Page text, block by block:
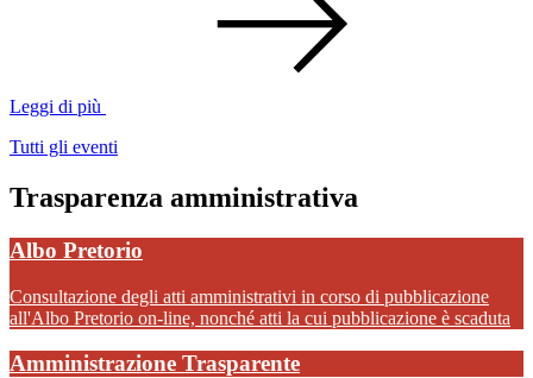
Leggi di più
Tutti gli eventi
Trasparenza amministrativa
Albo Pretorio
Consultazione degli atti amministrativi in corso di pubblicazione
all'Albo Pretorio on-line, nonché atti la cui pubblicazione è scaduta
Amministrazione Trasparente